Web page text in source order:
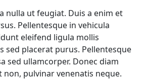
nulla ut feugiat. Duis a enim et
Pellentesque in vehicula
eleifend ligula mollis
sed placerat purus. Pellentesque
sed ullamcorper. Donec diam
non, pulvinar venenatis neque.